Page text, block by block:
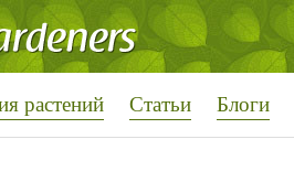
растений Статьи Блоги